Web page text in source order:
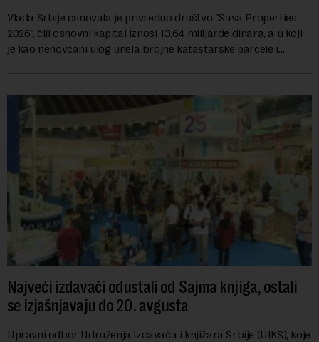
Vlada Srbije osnovala je privredno društvo "Sava Properties
2026", čiji osnovni kapital iznosi 13,64 milijarde dinara, a u koji
je kao nenovčani ulog unela brojne katastarske parcele i
Najveći izdavači odustali od Sajma knjiga, ostali
se izjašnjavaju do 20. avgusta
Upravni odbor Udruženja izdavača i knjižara Srbije (UIKS), koje